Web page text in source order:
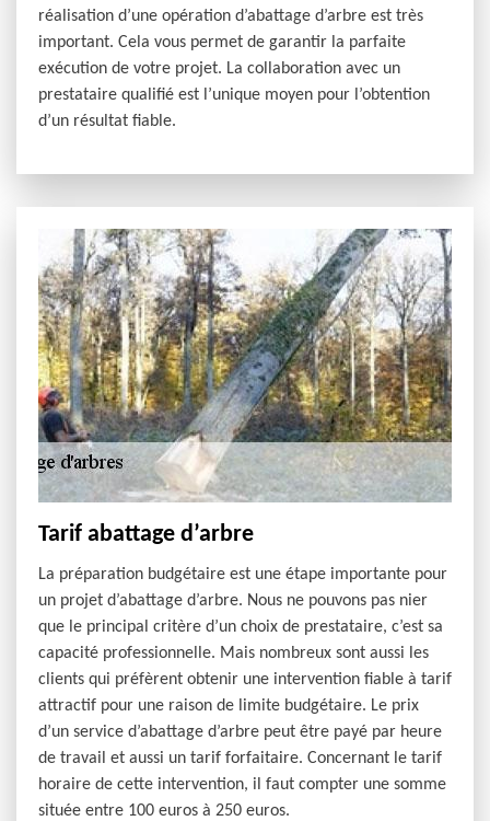
réalisation d’une opération d’abattage d’arbre est très
important. Cela vous permet de garantir la parfaite
exécution de votre projet. La collaboration avec un
prestataire qualifié est l’unique moyen pour l’obtention
d’un résultat fiable.
Tarif abattage d’arbre
La préparation budgétaire est une étape importante pour
un projet d’abattage d’arbre. Nous ne pouvons pas nier
que le principal critère d’un choix de prestataire, c’est sa
capacité professionnelle. Mais nombreux sont aussi les
clients qui préfèrent obtenir une intervention fiable à tarif
attractif pour une raison de limite budgétaire. Le prix
d’un service d’abattage d’arbre peut être payé par heure
de travail et aussi un tarif forfaitaire. Concernant le tarif
horaire de cette intervention, il faut compter une somme
située entre 100 euros à 250 euros.